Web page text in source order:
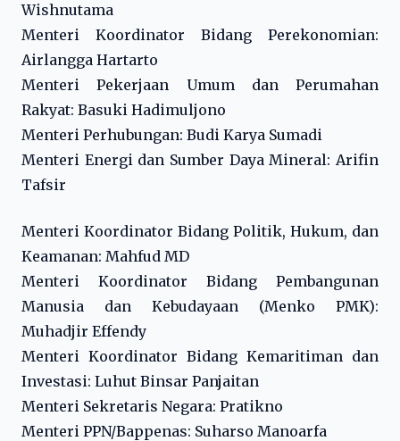
Wishnutama
Menteri Koordinator Bidang Perekonomian:
Airlangga Hartarto
Menteri Pekerjaan Umum dan Perumahan
Rakyat: Basuki Hadimuljono
Menteri Perhubungan: Budi Karya Sumadi
Menteri Energi dan Sumber Daya Mineral: Arifin
Tafsir
Menteri Koordinator Bidang Politik, Hukum, dan
Keamanan: Mahfud MD
Menteri Koordinator Bidang Pembangunan
Manusia dan Kebudayaan (Menko PMK):
Muhadjir Effendy
Menteri Koordinator Bidang Kemaritiman dan
Investasi: Luhut Binsar Panjaitan
Menteri Sekretaris Negara: Pratikno
Menteri PPN/Bappenas: Suharso Manoarfa